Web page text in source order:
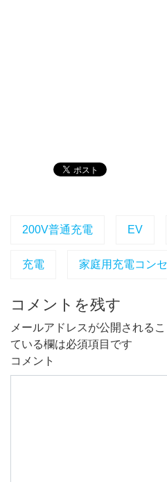
200V普通充電 EV
充電 家庭用充電コン
コメントを残す
メールアドレスが公開されるこ
ている欄は必須項目です
コメント